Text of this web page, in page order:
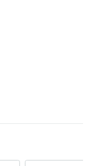
バイスいたします